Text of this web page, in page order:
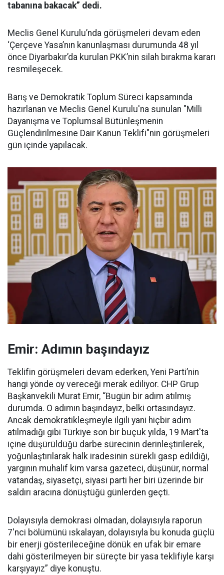
tabanına bakacak” dedi.
Meclis Genel Kurulu’nda görüşmeleri devam eden
‘Çerçeve Yasa’nın kanunlaşması durumunda 48 yıl
önce Diyarbakır’da kurulan PKK’nin silah bırakma kararı
resmileşecek.
Barış ve Demokratik Toplum Süreci kapsamında
hazırlanan ve Meclis Genel Kurulu'na sunulan "Milli
Dayanışma ve Toplumsal Bütünleşmenin
Güçlendirilmesine Dair Kanun Teklifi"nin görüşmeleri
gün içinde yapılacak.
Emir: Adımın başındayız
Teklifin görüşmeleri devam ederken, Yeni Parti’nin
hangi yönde oy vereceği merak ediliyor. CHP Grup
Başkanvekili Murat Emir, “Bugün bir adım atılmış
durumda. O adımın başındayız, belki ortasındayız.
Ancak demokratikleşmeyle ilgili yani hiçbir adım
atılmadığı gibi Türkiye son bir buçuk yılda, 19 Mart'ta
içine düşürüldüğü darbe sürecinin derinleştirilerek,
yoğunlaştırılarak halk iradesinin sürekli gasp edildiği,
yargının muhalif kim varsa gazeteci, düşünür, normal
vatandaş, siyasetçi, siyasi parti her biri üzerinde bir
saldırı aracına dönüştüğü günlerden geçti.
Dolayısıyla demokrasi olmadan, dolayısıyla raporun
7'nci bölümünü ıskalayan, dolayısıyla bu konuda güçlü
bir enerji gösterileceğine dönük en ufak bir emare
dahi gösterilmeyen bir süreçte bir yasa teklifiyle karşı
karşıyayız” diye konuştu.